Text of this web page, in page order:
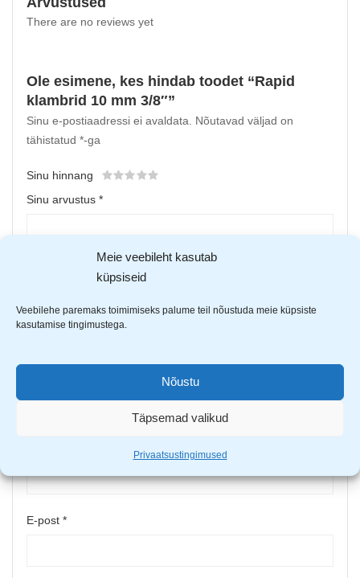
Meie veebileht kasutab
küpsiseid
Veebilehe paremaks toimimiseks palume teil nõustuda meie küpsiste
kasutamise tingimustega.
Nõustu
Täpsemad valikud
Privaatsustingimused
There are no reviews yet
Ole esimene, kes hindab toodet “Rapid
klambrid 10 mm 3/8″”
Sinu e-postiaadressi ei avaldata.
Nõutavad väljad on
tähistatud *-ga
Sinu hinnang
Sinu arvustus *
Upload up to 5 images or videos
E-post *